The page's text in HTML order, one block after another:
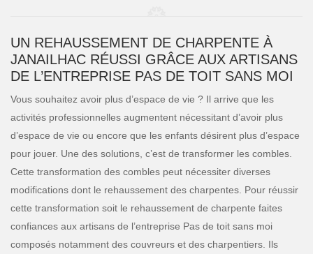
UN REHAUSSEMENT DE CHARPENTE À
JANAILHAC RÉUSSI GRÂCE AUX ARTISANS
DE L’ENTREPRISE PAS DE TOIT SANS MOI
Vous souhaitez avoir plus d’espace de vie ? Il arrive que les
activités professionnelles augmentent nécessitant d’avoir plus
d’espace de vie ou encore que les enfants désirent plus d’espace
pour jouer. Une des solutions, c’est de transformer les combles.
Cette transformation des combles peut nécessiter diverses
modifications dont le rehaussement des charpentes. Pour réussir
cette transformation soit le rehaussement de charpente faites
confiances aux artisans de l’entreprise Pas de toit sans moi
composés notamment des couvreurs et des charpentiers. Ils